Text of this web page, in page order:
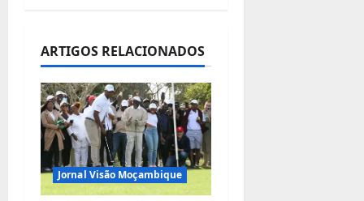
o
d
e
a
r
ARTIGOS RELACIONADOS
Jornal Visão Moçambique